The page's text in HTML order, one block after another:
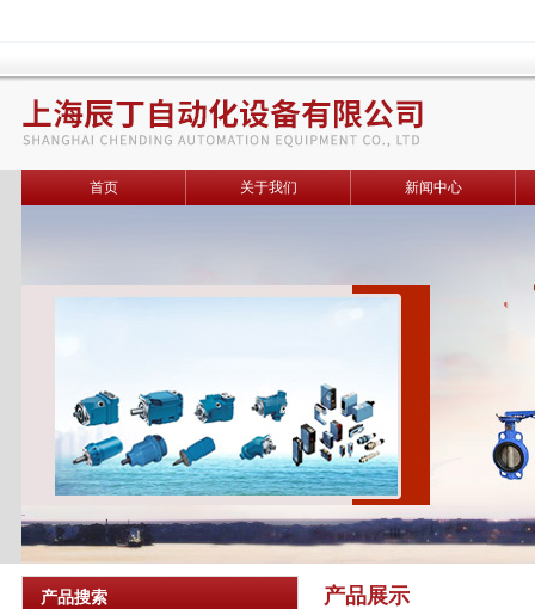
首页 关于我们 新闻中心
产品搜索 产品展示